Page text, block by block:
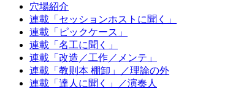
穴場紹介
連載「セッションホストに聞く」
連載「ピックケース」
連載「名工に聞く」
連載「改造／工作／メンテ」
連載「教則本 棚卸」／理論の外
連載「達人に聞く」／演奏人